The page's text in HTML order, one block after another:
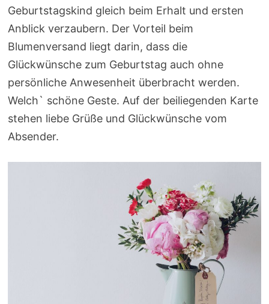
Geburtstagskind gleich beim Erhalt und ersten
Anblick verzaubern. Der Vorteil beim
Blumenversand liegt darin, dass die
Glückwünsche zum Geburtstag auch ohne
persönliche Anwesenheit überbracht werden.
Welch` schöne Geste. Auf der beiliegenden Karte
stehen liebe Grüße und Glückwünsche vom
Absender.